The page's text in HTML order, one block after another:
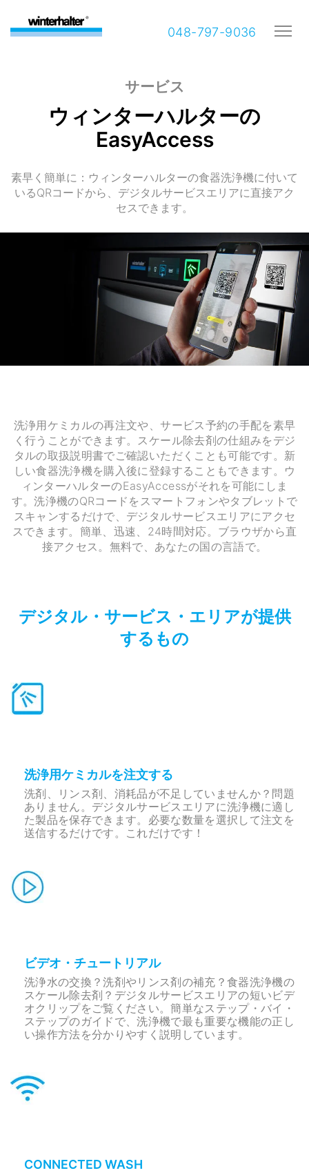
048-797-9036
サービス
ウィンターハルターの
EasyAccess
素早く簡単に：ウィンターハルターの食器洗浄機に付いて
いるQRコードから、デジタルサービスエリアに直接アク
セスできます。
洗浄用ケミカルの再注文や、サービス予約の手配を素早
く行うことができます。スケール除去剤の仕組みをデジ
タルの取扱説明書でご確認いただくことも可能です。新
しい食器洗浄機を購入後に登録することもできます。ウ
ィンターハルターのEasyAccessがそれを可能にしま
す。洗浄機のQRコードをスマートフォンやタブレットで
スキャンするだけで、デジタルサービスエリアにアクセ
スできます。簡単、迅速、24時間対応。ブラウザから直
接アクセス。無料で、あなたの国の言語で。
デジタル・サービス・エリアが提供
するもの
洗浄用ケミカルを注文する
洗剤、リンス剤、消耗品が不足していませんか？問題
ありません。デジタルサービスエリアに洗浄機に適し
た製品を保存できます。必要な数量を選択して注文を
送信するだけです。これだけです！
ビデオ・チュートリアル
洗浄水の交換？洗剤やリンス剤の補充？食器洗浄機の
スケール除去剤？デジタルサービスエリアの短いビデ
オクリップをご覧ください。簡単なステップ・バイ・
ステップのガイドで、洗浄機で最も重要な機能の正し
い操作方法を分かりやすく説明しています。
CONNECTED WASH